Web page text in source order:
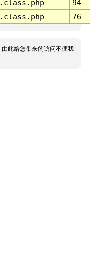
94
76
此给您带来的访问不便我